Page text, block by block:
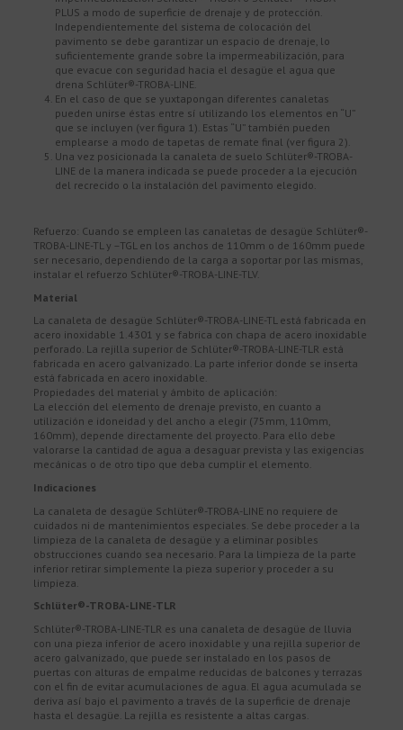
PLUS a modo de superficie de drenaje y de protección.
Independientemente del sistema de colocación del
pavimento se debe garantizar un espacio de drenaje, lo
suficientemente grande sobre la impermeabilización, para
que evacue con seguridad hacia el desagüe el agua que
drena Schlüter®-TROBA-LINE.
En el caso de que se yuxtapongan diferentes canaletas
pueden unirse éstas entre sí utilizando los elementos en “U”
que se incluyen (ver figura 1). Estas “U” también pueden
emplearse a modo de tapetas de remate final (ver figura 2).
Una vez posicionada la canaleta de suelo Schlüter®-TROBA-
LINE de la manera indicada se puede proceder a la ejecución
del recrecido o la instalación del pavimento elegido.
Refuerzo: Cuando se empleen las canaletas de desagüe Schlüter®-
TROBA-LINE-TL y –TGL en los anchos de 110mm o de 160mm puede
ser necesario, dependiendo de la carga a soportar por las mismas,
instalar el refuerzo Schlüter®-TROBA-LINE-TLV.
Material
La canaleta de desagüe Schlüter®-TROBA-LINE-TL está fabricada en
acero inoxidable 1.4301 y se fabrica con chapa de acero inoxidable
perforado. La rejilla superior de Schlüter®-TROBA-LINE-TLR está
fabricada en acero galvanizado. La parte inferior donde se inserta
está fabricada en acero inoxidable.
Propiedades del material y ámbito de aplicación:
La elección del elemento de drenaje previsto, en cuanto a
utilización e idoneidad y del ancho a elegir (75mm, 110mm,
160mm), depende directamente del proyecto. Para ello debe
valorarse la cantidad de agua a desaguar prevista y las exigencias
mecánicas o de otro tipo que deba cumplir el elemento.
Indicaciones
La canaleta de desagüe Schlüter®-TROBA-LINE no requiere de
cuidados ni de mantenimientos especiales. Se debe proceder a la
limpieza de la canaleta de desagüe y a eliminar posibles
obstrucciones cuando sea necesario. Para la limpieza de la parte
inferior retirar simplemente la pieza superior y proceder a su
limpieza.
Schlüter®-TROBA-LINE-TLR
Schlüter®-TROBA-LINE-TLR es una canaleta de desagüe de lluvia
con una pieza inferior de acero inoxidable y una rejilla superior de
acero galvanizado, que puede ser instalado en los pasos de
puertas con alturas de empalme reducidas de balcones y terrazas
con el fin de evitar acumulaciones de agua. El agua acumulada se
deriva así bajo el pavimento a través de la superficie de drenaje
hasta el desagüe. La rejilla es resistente a altas cargas.